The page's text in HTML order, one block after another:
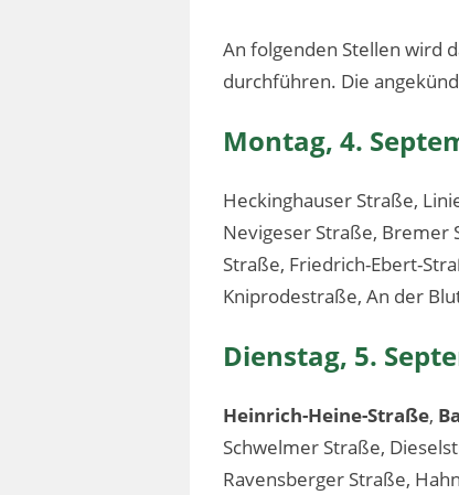
An folgenden Stellen wird
durchführen. Die
Montag, 4.
Heckinghauser Straße,
Nevigeser Straße, Bremer
Straße, Friedrich-Ebert-
Kniprodestraße, An der
Dienstag, 5.
Heinrich-Heine-Straße,
Schwelmer Straße,
Ravensberger Straße,